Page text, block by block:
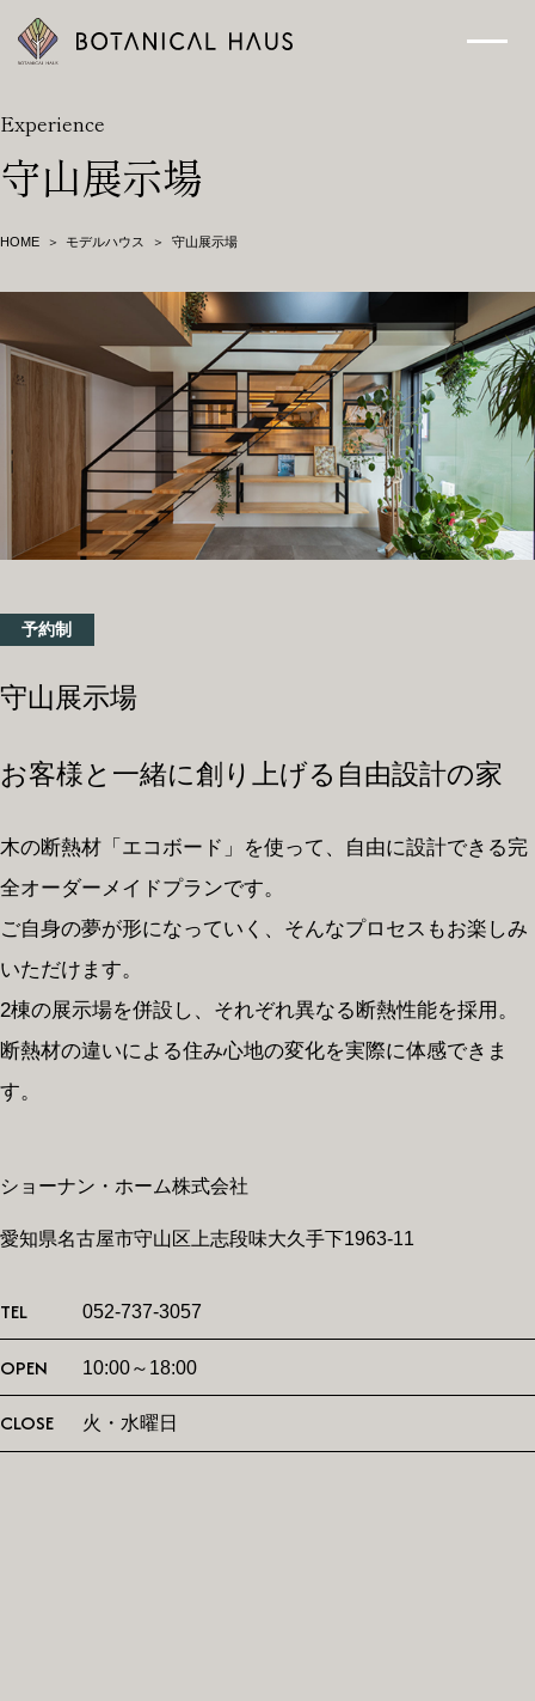
木の断熱材「エコボード(GUTEX)」
暮らしのメディア
会社概要
プライバシーポリシー
BOTANICAL HAUSを体感する
カタログ請求
ボタニカル
深呼吸しよう。
ボタニカルハウス
Experience
守山展示場
HOME モデルハウス 守山展示場
予約制
守山展示場
お客様と一緒に創り上げる自由設計の家
木の断熱材「エコボード」を使って、自由に設計できる完
全オーダーメイドプランです。
ご自身の夢が形になっていく、そんなプロセスもお楽しみ
いただけます。
2棟の展示場を併設し、それぞれ異なる断熱性能を採用。
断熱材の違いによる住み心地の変化を実際に体感できま
す。
ショーナン・ホーム株式会社
愛知県名古屋市守山区上志段味大久手下1963-11
TEL 052-737-3057
OPEN 10:00～18:00
CLOSE 火・水曜日